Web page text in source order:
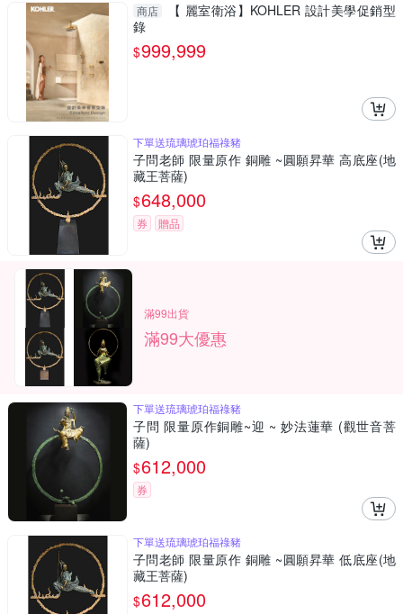
商店
【 麗室衛浴】KOHLER 設計美學促銷型
錄
$999,999
下單送琉璃琥珀福祿豬
子問老師 限量原作 銅雕 ~圓願昇華 高底座(地
藏王菩薩)
$648,000
券 贈品
滿99出貨
滿99大優惠
下單送琉璃琥珀福祿豬
子問 限量原作銅雕~迎 ~ 妙法蓮華 (觀世音菩
薩)
$612,000
券
下單送琉璃琥珀福祿豬
子問老師 限量原作 銅雕 ~圓願昇華 低底座(地
藏王菩薩)
$612,000